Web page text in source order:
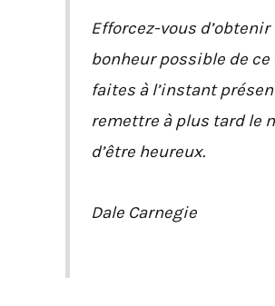
Efforcez-vous
bonheur possible de ce
faites à l’instant
remettre à plus tard le
d’être heureux.
Dale Carnegie